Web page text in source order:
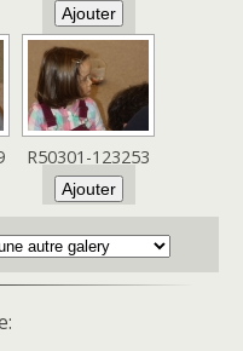
R50301-123253